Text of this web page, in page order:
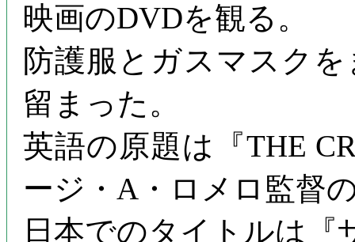
映画のDVDを観る。
防護服とガスマスク
留まった。
英語の原題は『THE
ージ・A・ロメロ監督
日本でのタイトルは『